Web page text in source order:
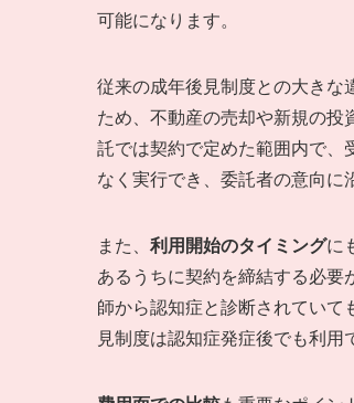
可能になります。
従来の成年後見制度との大きな
ため、不動産の売却や新規の投
託では契約で定めた範囲内で、
なく実行でき、委託者の意向に
また、 利用開始のタイミングに
あるうちに契約を締結する必要
師から認知症と診断されていて
見制度は認知症発症後でも利用